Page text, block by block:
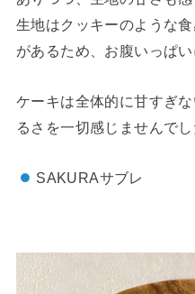
生地はクッキーのような
があるため、お腹いっぱい
ケーキは全体的に甘すぎ
るさを一切感じませんでし
SAKURAサブレ